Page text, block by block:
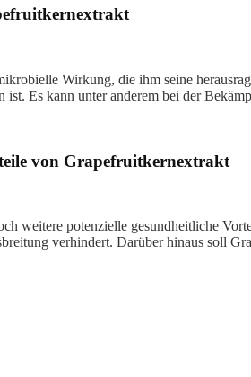
Wirkung, die ihm seine
Es kann unter anderem bei der
von Grapefruitkernextrakt
weitere potenzielle gesundheitliche
verhindert. Darüber hinaus soll